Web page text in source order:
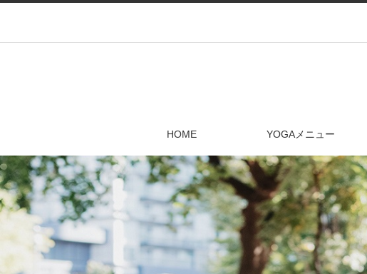
HOME YOGAメニュー